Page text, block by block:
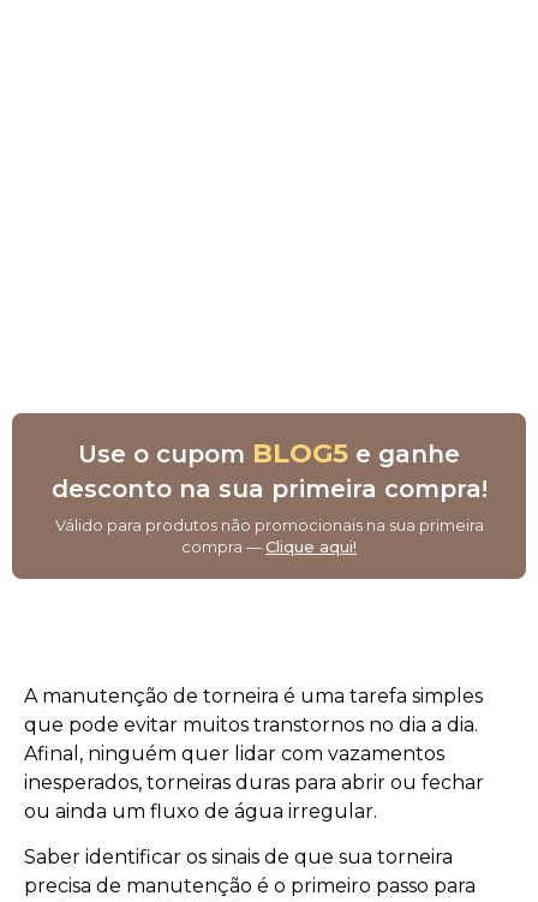
Use o cupom BLOG5 e ganhe
desconto na sua primeira compra!
Válido para produtos não promocionais na sua primeira
compra —Clique aqui!
A manutenção de torneira é uma tarefa simples
que pode evitar muitos transtornos no dia a dia.
Afinal, ninguém quer lidar com vazamentos
inesperados, torneiras duras para abrir ou fechar
ou ainda um fluxo de água irregular.
Saber identificar os sinais de que sua torneira
precisa de manutenção é o primeiro passo para